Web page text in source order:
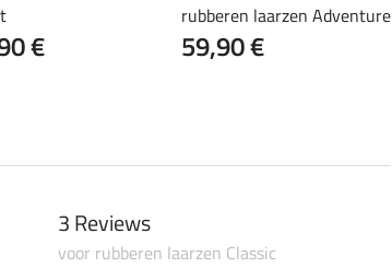
€
rubberen laarzen Adventure
59,90 €
3 Reviews
voor rubberen laarzen Classic